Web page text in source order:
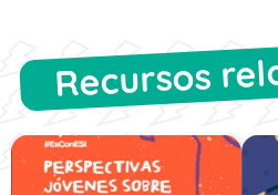
Recursos